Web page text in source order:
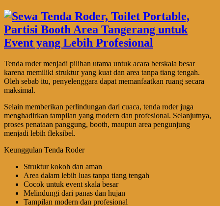
Tenda roder menjadi pilihan utama untuk acara berskala besar
karena memiliki struktur yang kuat dan area tanpa tiang tengah.
Oleh sebab itu, penyelenggara dapat memanfaatkan ruang secara
maksimal.
Selain memberikan perlindungan dari cuaca, tenda roder juga
menghadirkan tampilan yang modern dan profesional. Selanjutnya,
proses penataan panggung, booth, maupun area pengunjung
menjadi lebih fleksibel.
Keunggulan Tenda Roder
Struktur kokoh dan aman
Area dalam lebih luas tanpa tiang tengah
Cocok untuk event skala besar
Melindungi dari panas dan hujan
Tampilan modern dan profesional